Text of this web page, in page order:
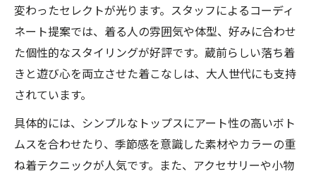
変わったセレクトが光ります。スタッフによるコーディ
ネート提案では、着る人の雰囲気や体型、好みに合わせ
た個性的なスタイリングが好評です。蔵前らしい落ち着
きと遊び心を両立させた着こなしは、大人世代にも支持
されています。
具体的には、シンプルなトップスにアート性の高いボト
ムスを合わせたり、季節感を意識した素材やカラーの重
ね着テクニックが人気です。また、アクセサリーや小物